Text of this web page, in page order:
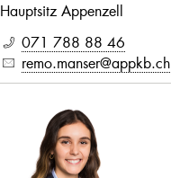
Hauptsitz Appenzell
071 788 88 46
remo.manser@appkb.ch